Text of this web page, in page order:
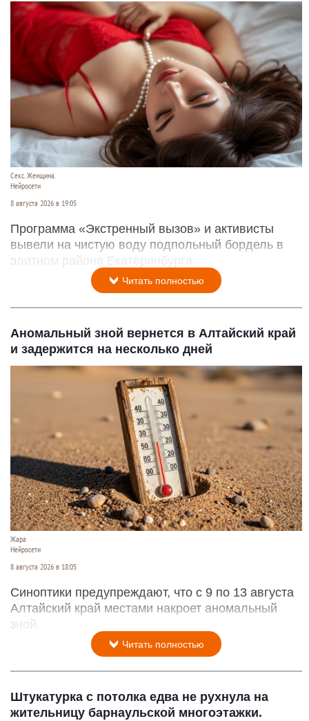
Секс. Женщина.
Нейросети
8 августа 2026 в 19:05
Программа «Экстренный вызов» и активисты
вывели на чистую воду подпольный бордель в
элитном районе Екатеринбурга.
Читать полностью
Аномальный зной вернется в Алтайский край
и задержится на несколько дней
Жара
Нейросети
8 августа 2026 в 18:05
Синоптики предупреждают, что с 9 по 13 августа
Алтайский край местами накроет аномальный
зной.
Читать полностью
Штукатурка с потолка едва не рухнула на
жительницу барнаульской многоэтажки.